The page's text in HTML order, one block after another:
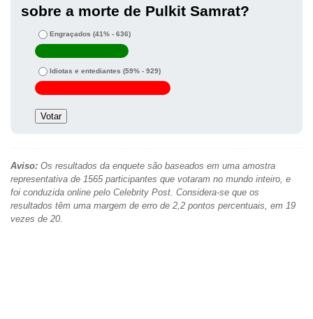
sobre a morte de Pulkit Samrat?
Engraçados (41% - 636)
Idiotas e entediantes (59% - 929)
Aviso: Os resultados da enquete são baseados em uma amostra
representativa de 1565 participantes que votaram no mundo inteiro, e
foi conduzida online pelo Celebrity Post. Considera-se que os
resultados têm uma margem de erro de 2,2 pontos percentuais, em 19
vezes de 20.